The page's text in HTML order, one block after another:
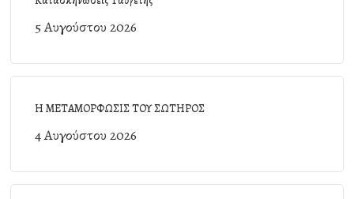
5 Αυγούστου 2026
Η ΜΕΤΑΜΟΡΦΩΣΙΣ ΤΟΥ ΣΩΤΗΡΟΣ
4 Αυγούστου 2026